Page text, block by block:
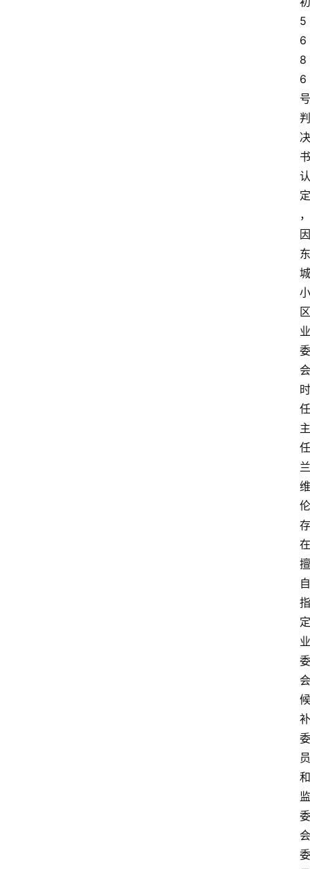
5
6
8
6
号
判
决
书
认
定
，
因
东
城
小
区
业
委
会
时
任
主
任
兰
维
伦
存
在
擅
自
指
定
业
委
会
候
补
委
员
和
监
委
会
委